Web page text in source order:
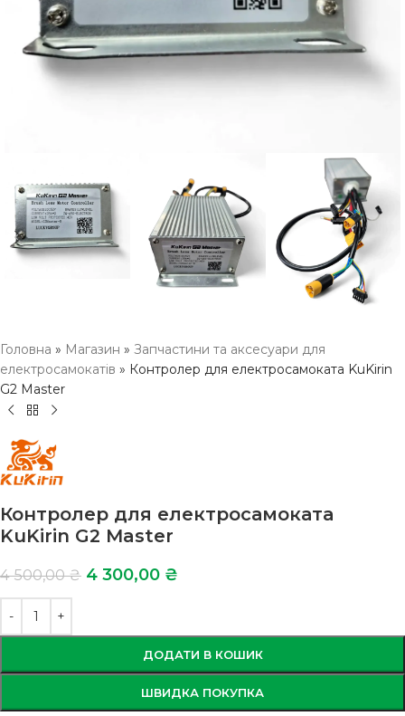
Головна » Магазин » Запчастини та аксесуари для
електросамокатів » Контролер для електросамоката KuKirin
G2 Master
Контролер для електросамоката
KuKirin G2 Master
4 500,00₴ 4 300,00 ₴
ДОДАТИ В КОШИК
ШВИДКА ПОКУПКА